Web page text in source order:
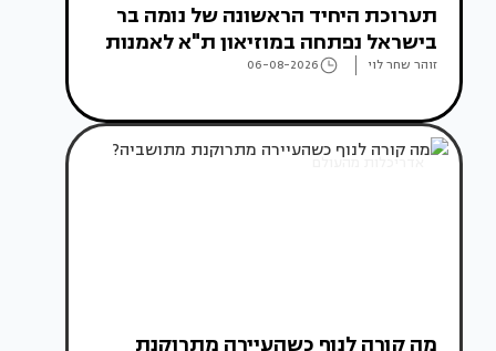
תערוכת היחיד הראשונה של נומה בר
בישראל נפתחה במוזיאון ת"א לאמנות
זוהר שחר לוי 06-08-2026
אדריכלות מהעולם
מה קורה לנוף כשהעיירה מתרוקנת